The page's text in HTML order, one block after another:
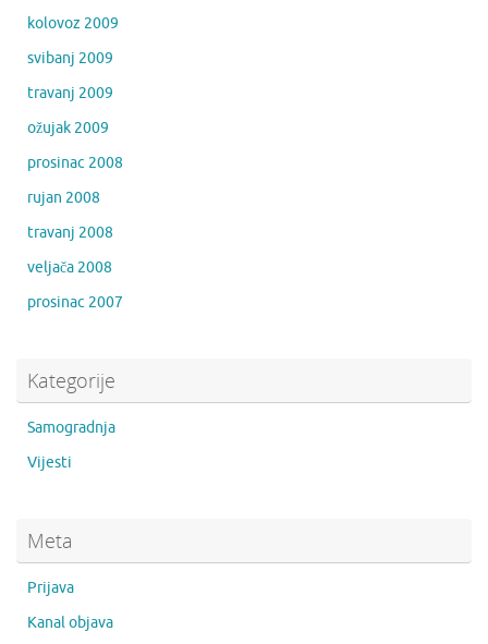
kolovoz 2009
svibanj 2009
travanj 2009
ožujak 2009
prosinac 2008
rujan 2008
travanj 2008
veljača 2008
prosinac 2007
Kategorije
Samogradnja
Vijesti
Meta
Prijava
Kanal objava